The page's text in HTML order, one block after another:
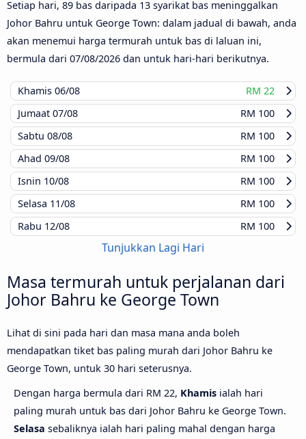
Setiap hari, 89 bas daripada 13 syarikat bas meninggalkan
Johor Bahru untuk George Town: dalam jadual di bawah, anda
akan menemui harga termurah untuk bas di laluan ini,
bermula dari 07/08/2026 dan untuk hari-hari berikutnya.
Khamis 06/08
RM 22
Jumaat 07/08
RM 100
Sabtu 08/08
RM 100
Ahad 09/08
RM 100
Isnin 10/08
RM 100
Selasa 11/08
RM 100
Rabu 12/08 RM 100
Tunjukkan Lagi Hari
Masa termurah untuk perjalanan dari
Johor Bahru ke George Town
Lihat di sini pada hari dan masa mana anda boleh
mendapatkan tiket bas paling murah dari Johor Bahru ke
George Town, untuk 30 hari seterusnya.
Dengan harga bermula dari RM 22, Khamis ialah hari
paling murah untuk bas dari Johor Bahru ke George Town.
Selasa sebaliknya ialah hari paling mahal dengan harga